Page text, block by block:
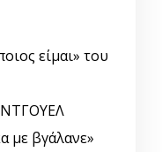
είμαι» του
με βγάλανε»